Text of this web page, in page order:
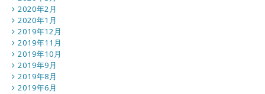
2020年2月
2020年1月
2019年12月
2019年11月
2019年10月
2019年9月
2019年8月
2019年6月